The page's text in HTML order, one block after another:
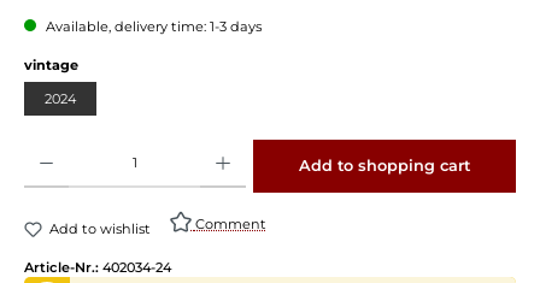
Available, delivery time: 1-3 days
Select
vintage
2024
Add to shopping cart
Add to wishlist Comment
Article-Nr.: 402034-24